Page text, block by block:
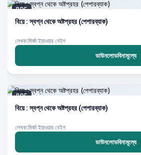
PDF
বিয়ে : স্বপ্ন থেকে অষ্টপ্রহর (পেপারব্যাক)
লেখক:মির্জা ইয়াওয়ার বেইগ
ডাউনলোডবিনামূল্যে
PDF
বিয়ে : স্বপ্ন থেকে অষ্টপ্রহর (পেপারব্যাক)
লেখক:মির্জা ইয়াওয়ার বেইগ
ডাউনলোডবিনামূল্যে